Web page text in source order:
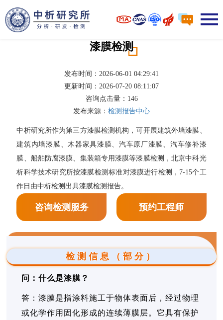
漆膜检测
发布时间：2026-06-01 04:29:41
更新时间：2026-07-20 08:11:07
咨询点击量： 146
发布来源： 检测报告中心
中析研究所作为第三方漆膜检测机构，可开展建筑外墙漆膜、
建筑内墙漆膜、木器家具漆膜、汽车原厂漆膜、汽车修补漆
膜、船舶防腐漆膜、集装箱专用漆膜等漆膜检测，北京中科光
析科学技术研究所按漆膜检测标准对漆膜进行检测，7-15个工
作日由中析检测出具漆膜检测报告。
咨询检测服务 预约工程师
检测信息（部分）
问：什么是漆膜？
答：漆膜是指涂料施工于物体表面后，经过物理
或化学作用固化形成的连续薄膜层。它具有保护